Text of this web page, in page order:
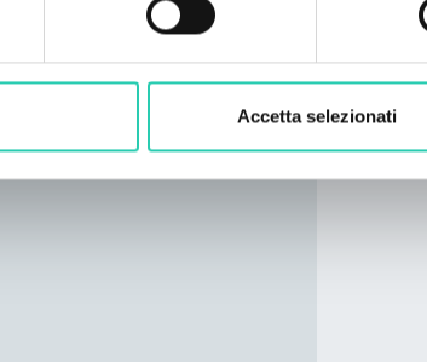
Accetta selezionati